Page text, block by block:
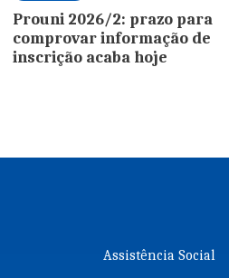
Prouni 2026/2: prazo para
comprovar informação de
inscrição acaba hoje
Assistência Social